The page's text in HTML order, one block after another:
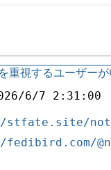
視するユーザーが
6/7 2:31:00